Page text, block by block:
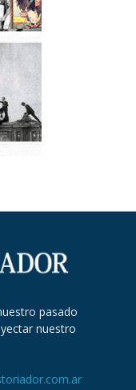
pasado
nuestro